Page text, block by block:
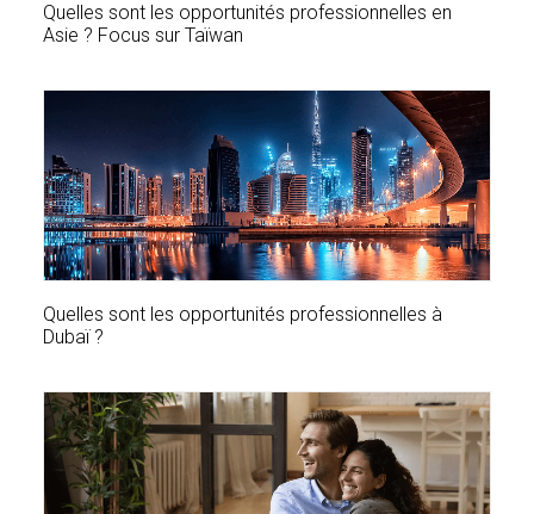
Quelles sont les opportunités professionnelles en
Asie ? Focus sur Taïwan
Quelles sont les opportunités professionnelles à
Dubaï ?